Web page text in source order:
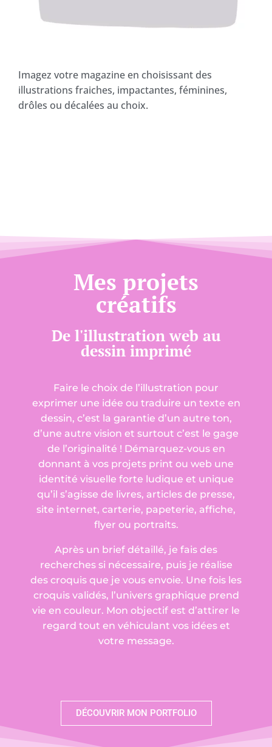
Imagez votre magazine en choisissant des
illustrations fraiches, impactantes, féminines,
drôles ou décalées au choix.
Mes projets
créatifs
De l'illustration web au
dessin imprimé
Faire le choix de l’illustration pour
exprimer une idée ou traduire un texte en
dessin, c’est la garantie d’un autre ton,
d’une autre vision et surtout c’est le gage
de l’originalité ! Démarquez-vous en
donnant à vos projets print ou web une
identité visuelle forte ludique et unique
qu’il s’agisse de livres, articles de presse,
site internet, carterie, papeterie, affiche,
flyer ou portraits.
Après un brief détaillé, je fais des
recherches si nécessaire, puis je réalise
des croquis que je vous envoie. Une fois les
croquis validés, l’univers graphique prend
vie en couleur. Mon objectif est d’attirer le
regard tout en véhiculant vos idées et
votre message.
DÉCOUVRIR MON PORTFOLIO